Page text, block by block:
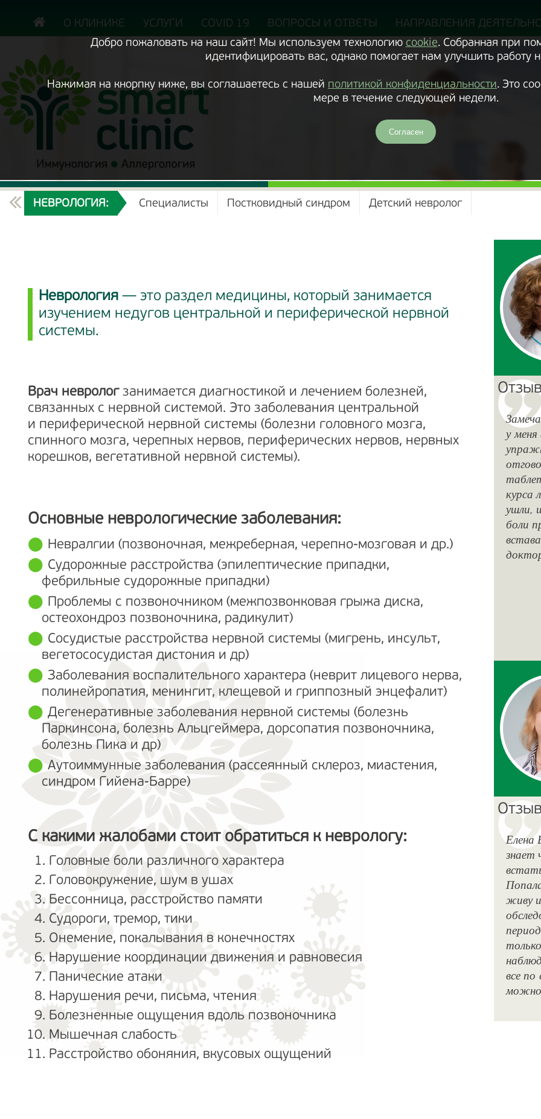
Добро пожаловать на наш сайт! Мы используем технологию cookie. Собранная при
идентифицировать вас, однако помогает нам улучшить работу
Нажимая на кнорпку ниже, вы соглашаетесь с нашей политикой конфиденциальности. Это
мере в течение следующей недели.
Согласен
О КЛИНИКЕ УСЛУГИ COVID 19 ВОПРОСЫ И ОТВЕТЫ НАПРАВЛЕНИЯ
ТЕКУЩИЙ
РАЗДЕЛ
НЕВРОЛОГИЯ: Специалисты Постковидный синдром Детский невролог
Неврология — это раздел медицины, который занимается
изучением недугов центральной и периферической нервной
системы.
Врач неврологзанимается диагностикой и лечением болезней,
связанных с нервной системой. Это заболевания центральной
и периферической нервной системы (болезни головного мозга,
спинного мозга, черепных нервов, периферических нервов, нервных
корешков, вегетативной нервной системы).
Основные неврологические заболевания:
Невралгии (позвоночная, межреберная, черепно-мозговая и др.)
Судорожные расстройства (эпилептические припадки,
фебрильные судорожные припадки)
Проблемы с позвоночником (межпозвонковая грыжа диска,
остеохондроз позвоночника, радикулит)
Сосудистые расстройства нервной системы (мигрень, инсульт,
вегетососудистая дистония и др)
Заболевания воспалительного характера (неврит лицевого нерва,
полинейропатия, менингит, клещевой и гриппозный энцефалит)
Дегенеративные заболевания нервной системы (болезнь
Паркинсона, болезнь Альцгеймера, дорсопатия позвоночника,
болезнь Пика и др)
Аутоиммунные заболевания (рассеянный склероз, миастения,
синдром Гийена-Барре)
С какими жалобами стоит обратиться к неврологу:
Головные боли различного характера
Головокружение, шум в ушах
Бессонница, расстройство памяти
Судороги, тремор, тики
Онемение, покалывания в конечностях
Нарушение координации движения и равновесия
Панические атаки
Нарушения речи, письма, чтения
Болезненные ощущения вдоль позвоночника
Мышечная слабость
Расстройство обоняния, вкусовых ощущений
у меня
курса
ушли,
боли
Елена
знает
живу
все
можно